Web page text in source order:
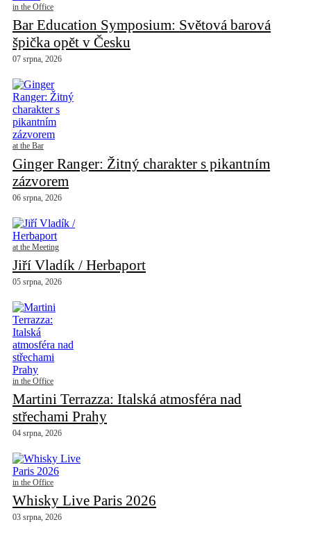
in the Office
Bar Education Symposium: Světová barová
špička opět v Česku
07 srpna, 2026
at the Bar
Ginger Ranger: Žitný charakter s pikantním
zázvorem
06 srpna, 2026
at the Meeting
Jiří Vladík / Herbaport
05 srpna, 2026
in the Office
Martini Terrazza: Italská atmosféra nad
střechami Prahy
04 srpna, 2026
in the Office
Whisky Live Paris 2026
03 srpna, 2026